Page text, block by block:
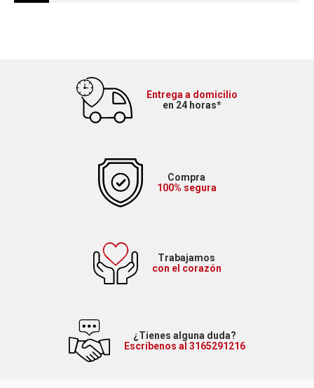
Entrega a domicilio
en 24 horas*
Compra
100% segura
Trabajamos
con el corazón
¿Tienes alguna duda?
Escríbenos al 3165291216